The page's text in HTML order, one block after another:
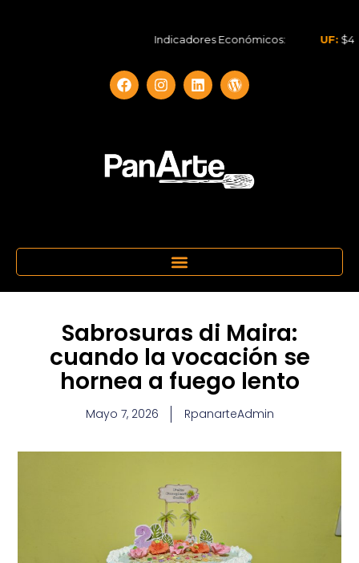
Indicadores Económicos:
Sabrosuras di Maira:
cuando la vocación se
hornea a fuego lento
Mayo 7, 2026 RpanarteAdmin